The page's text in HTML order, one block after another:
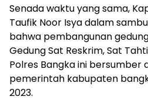
Senada waktu yang sama,
Taufik Noor Isya dalam
bahwa pembangunan
Gedung Sat Reskrim, Sat
Polres Bangka ini bersumber
pemerintah kabupaten
2023.